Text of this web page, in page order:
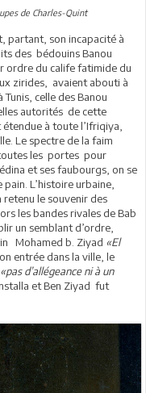
de Charles-Quint
partant, son incapacité à
des bédouins Banou
ordre du calife fatimide du
zirides, avaient abouti à
celle des Banou
autorités de cette
à toute l’Ifriqiya,
Le spectre de la faim
les portes pour
et ses faubourgs, on se
L’histoire urbaine,
retenu le souvenir des
les bandes rivales de Bab
un semblant d’ordre,
Mohamed b. Ziyad «El
entrée dans la ville, le
«pas d’allégeance ni à un
et Ben Ziyad fut